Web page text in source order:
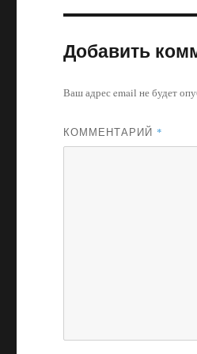
Добавить
Ваш адрес email не будет
КОММЕНТАРИЙ *